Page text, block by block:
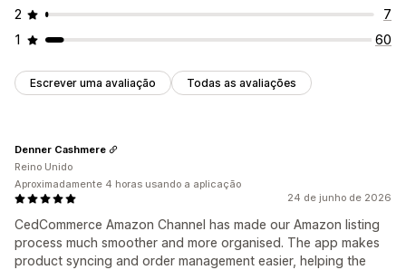
2
7
1
60
Escrever uma avaliação Todas as avaliações
24 de junho de 2026
CedCommerce Amazon Channel has made our Amazon listing
process much smoother and more organised. The app makes
product syncing and order management easier, helping the
Denner Cashmere
Reino Unido
Aproximadamente 4 horas usando a aplicação